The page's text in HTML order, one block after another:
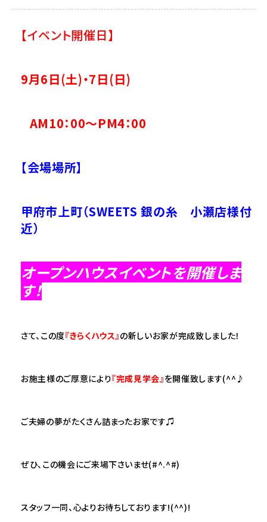
【イベント開催日】
9月6日(土)・7日(日)
AM10：00～PM4：00
【会場場所】
甲府市上町（SWEETS 銀の糸 小瀬店様付
近）
オープンハウスイベントを開催しま
す！
さて、この度『きらくハウス』の新しいお家が完成致しました！
お施主様のご厚意により『完成見学会』を開催致します(^^♪
ご夫婦の夢がたくさん詰まったお家です♫
ぜひ、この機会にご来場下さいませ(#^.^#)
スタッフ一同、心よりお待ちしております!(^^)!